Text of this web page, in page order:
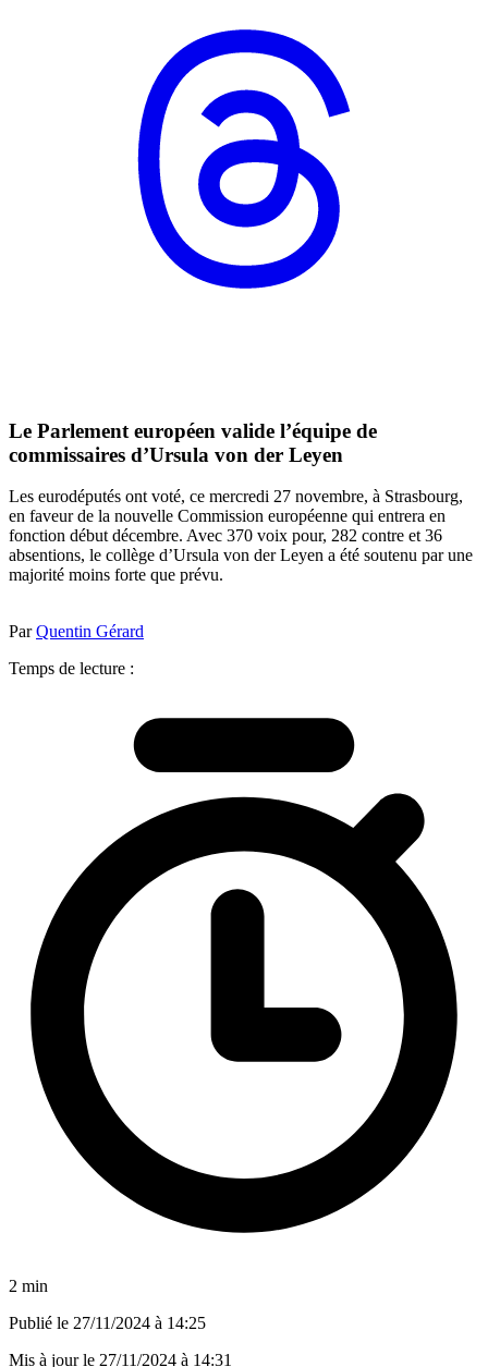
Le Parlement européen valide l’équipe de
commissaires d’Ursula von der Leyen
Les eurodéputés ont voté, ce mercredi 27 novembre, à Strasbourg,
en faveur de la nouvelle Commission européenne qui entrera en
fonction début décembre. Avec 370 voix pour, 282 contre et 36
absentions, le collège d’Ursula von der Leyen a été soutenu par une
majorité moins forte que prévu.
ParQuentin Gérard
Temps de lecture :
2 min
Publié le 27/11/2024 à 14:25
Mis à jour le 27/11/2024 à 14:31